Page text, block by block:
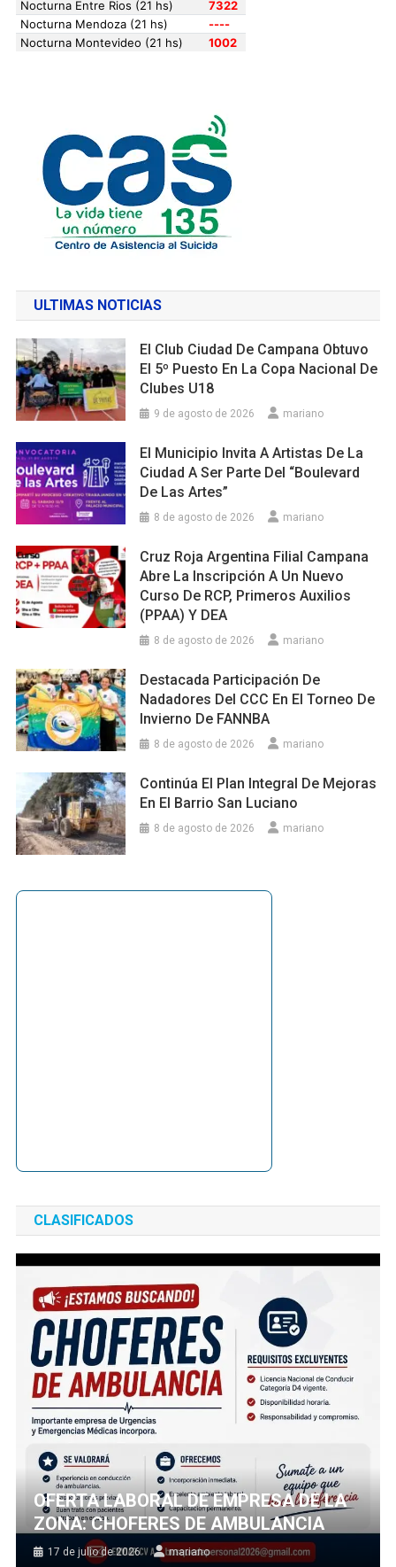
ULTIMAS NOTICIAS
El Club Ciudad De Campana Obtuvo
El 5º Puesto En La Copa Nacional De
Clubes U18
9 de agosto de 2026 mariano
El Municipio Invita A Artistas De La
Ciudad A Ser Parte Del “Boulevard
De Las Artes”
8 de agosto de 2026 mariano
Cruz Roja Argentina Filial Campana
Abre La Inscripción A Un Nuevo
Curso De RCP, Primeros Auxilios
(PPAA) Y DEA
8 de agosto de 2026 mariano
Destacada Participación De
Nadadores Del CCC En El Torneo De
Invierno De FANNBA
8 de agosto de 2026 mariano
Continúa El Plan Integral De Mejoras
En El Barrio San Luciano
8 de agosto de 2026 mariano
CLASIFICADOS
OFERTA LABORAL DE EMPRESA DE LA
ZONA: CHOFERES DE AMBULANCIA
17 de julio de 2026 mariano